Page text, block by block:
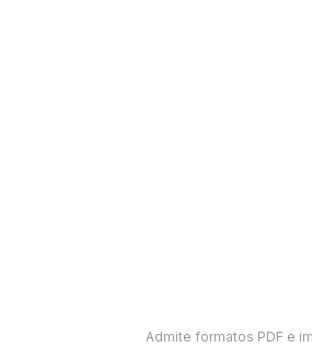
Admite formatos PDF e